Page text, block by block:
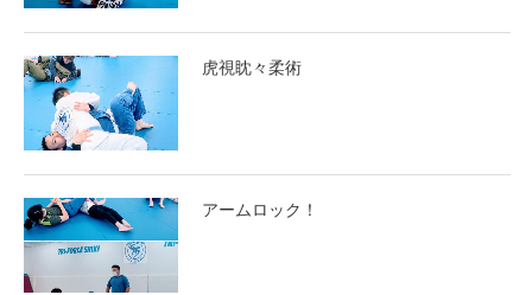
虎視眈々柔術
アームロック！